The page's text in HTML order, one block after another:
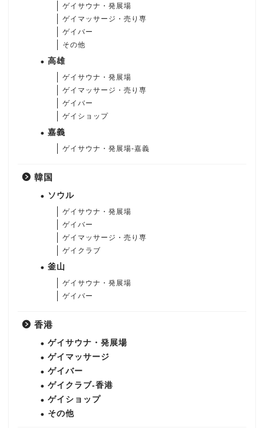
ゲイサウナ・発展場
ゲイマッサージ・売り専
ゲイバー
その他
高雄
ゲイサウナ・発展場
ゲイマッサージ・売り専
ゲイバー
ゲイショップ
嘉義
ゲイサウナ・発展場-嘉義
韓国
ソウル
ゲイサウナ・発展場
ゲイバー
ゲイマッサージ・売り専
ゲイクラブ
釜山
ゲイサウナ・発展場
ゲイバー
香港
ゲイサウナ・発展場
ゲイマッサージ
ゲイバー
ゲイクラブ-香港
ゲイショップ
その他